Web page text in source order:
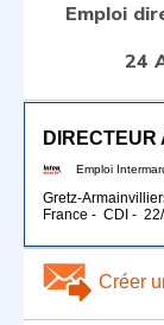
Emploi
24
DIRECTEUR
Emploi
Gretz-
France - CDI -
Créer